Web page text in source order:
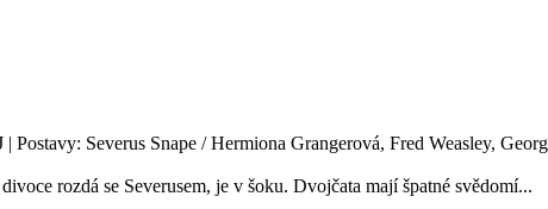
| Postavy: Severus Snape / Hermiona Grangerová, Fred Weasley,
rozdá se Severusem, je v šoku. Dvojčata mají špatné svědomí...